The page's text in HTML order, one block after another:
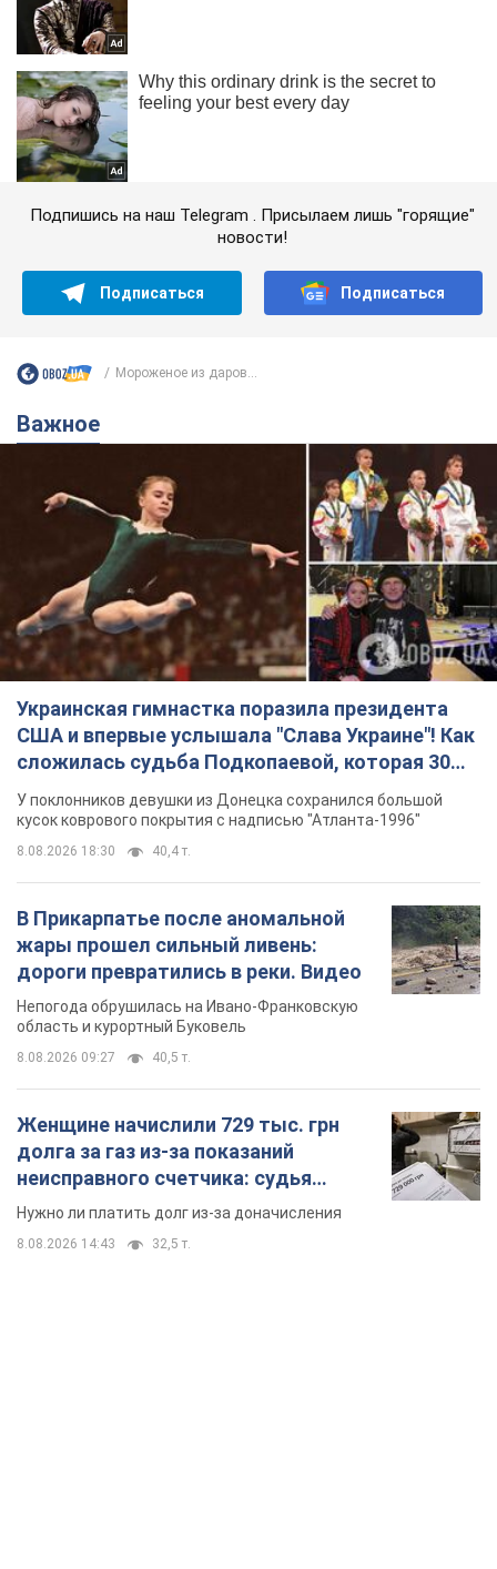
Подпишись на наш Telegram . Присылаем лишь "горящие"
новости!
Подписаться Подписаться
Мороженое из даров...
Важное
Украинская гимнастка поразила президента
США и впервые услышала "Слава Украине"! Как
сложилась судьба Подкопаевой, которая 30
лет назад завоевала "золото" Олимпиады
У поклонников девушки из Донецка сохранился большой
кусок коврового покрытия с надписью "Атланта-1996"
8.08.2026 18:30 40,4 т.
В Прикарпатье после аномальной
жары прошел сильный ливень:
дороги превратились в реки. Видео
Непогода обрушилась на Ивано-Франковскую
область и курортный Буковель
8.08.2026 09:27 40,5 т.
Женщине начислили 729 тыс. грн
долга за газ из-за показаний
неисправного счетчика: судья
вынес неожиданное решение
Нужно ли платить долг из-за доначисления
8.08.2026 14:43 32,5 т.